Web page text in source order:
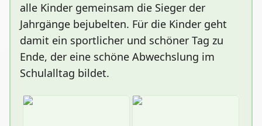
alle Kinder gemeinsam die Sieger der
Jahrgänge bejubelten. Für die Kinder geht
damit ein sportlicher und schöner Tag zu
Ende, der eine schöne Abwechslung im
Schulalltag bildet.